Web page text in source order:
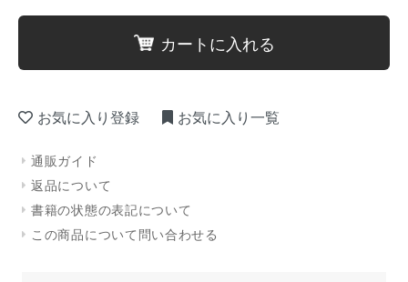
カートに入れる
お気に入り登録 お気に入り一覧
通販ガイド
返品について
書籍の状態の表記について
この商品について問い合わせる